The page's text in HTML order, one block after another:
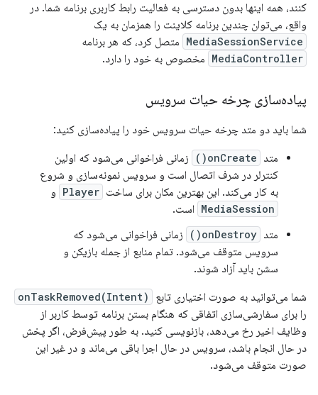
کنند، همه اینها بدون دسترسی به فعالیت رابط کاربری برنامه شما. در
واقع، می‌توان چندین برنامه کلاینت را همزمان به یک
MediaSessionService متصل کرد، که هر برنامه
MediaController مخصوص به خود را دارد.
پیاده‌سازی چرخه حیات سرویس
شما باید دو متد چرخه حیات سرویس خود را پیاده‌سازی کنید:
متد onCreate()
زمانی فراخوانی می‌شود که اولین
کنترلر در شرف اتصال است و سرویس نمونه‌سازی و شروع
به کار می‌کند. این بهترین مکان برای ساخت Player و
MediaSession است.
متد onDestroy()
زمانی فراخوانی می‌شود که
سرویس متوقف می‌شود. تمام منابع از جمله بازیکن و
سشن باید آزاد شوند.
شما می‌توانید به صورت اختیاری تابع
onTaskRemoved(Intent)
را برای سفارشی‌سازی اتفاقی که هنگام بستن برنامه توسط کاربر از
وظایف اخیر رخ می‌دهد، بازنویسی کنید. به طور پیش‌فرض، اگر پخش
در حال انجام باشد، سرویس در حال اجرا باقی می‌ماند و در غیر این
صورت متوقف می‌شود.